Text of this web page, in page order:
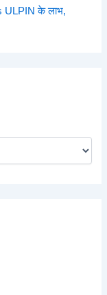
ULPIN के लाभ,